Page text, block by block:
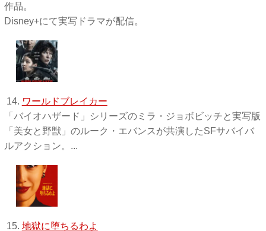
作品。
Disney+にて実写ドラマが配信。
14. ワールドブレイカー
「バイオハザード」シリーズのミラ・ジョボビッチと実写版
「美女と野獣」のルーク・エバンスが共演したSFサバイバ
ルアクション。...
15. 地獄に堕ちるわよ